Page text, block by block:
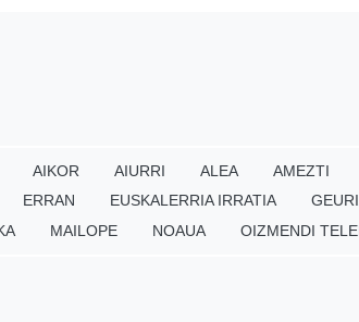
AIKOR AIURRI ALEA AMEZTI
ERRAN EUSKALERRIA IRRATIA
MAILOPE NOAUA OIZMENDI